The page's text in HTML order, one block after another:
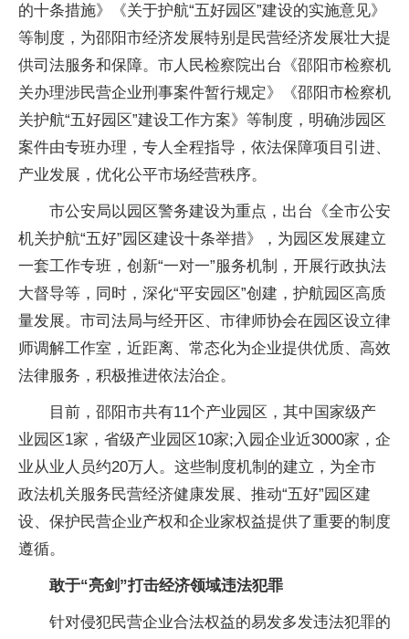
的十条措施》《关于护航“五好园区”建设的实施意见》
等制度，为邵阳市经济发展特别是民营经济发展壮大提
供司法服务和保障。市人民检察院出台《邵阳市检察机
关办理涉民营企业刑事案件暂行规定》《邵阳市检察机
关护航“五好园区”建设工作方案》等制度，明确涉园区
案件由专班办理，专人全程指导，依法保障项目引进、
产业发展，优化公平市场经营秩序。
市公安局以园区警务建设为重点，出台《全市公安
机关护航“五好”园区建设十条举措》，为园区发展建立
一套工作专班，创新“一对一”服务机制，开展行政执法
大督导等，同时，深化“平安园区”创建，护航园区高质
量发展。市司法局与经开区、市律师协会在园区设立律
师调解工作室，近距离、常态化为企业提供优质、高效
法律服务，积极推进依法治企。
目前，邵阳市共有11个产业园区，其中国家级产
业园区1家，省级产业园区10家;入园企业近3000家，企
业从业人员约20万人。这些制度机制的建立，为全市
政法机关服务民营经济健康发展、推动“五好”园区建
设、保护民营企业产权和企业家权益提供了重要的制度
遵循。
敢于“亮剑”打击经济领域违法犯罪
针对侵犯民营企业合法权益的易发多发违法犯罪的